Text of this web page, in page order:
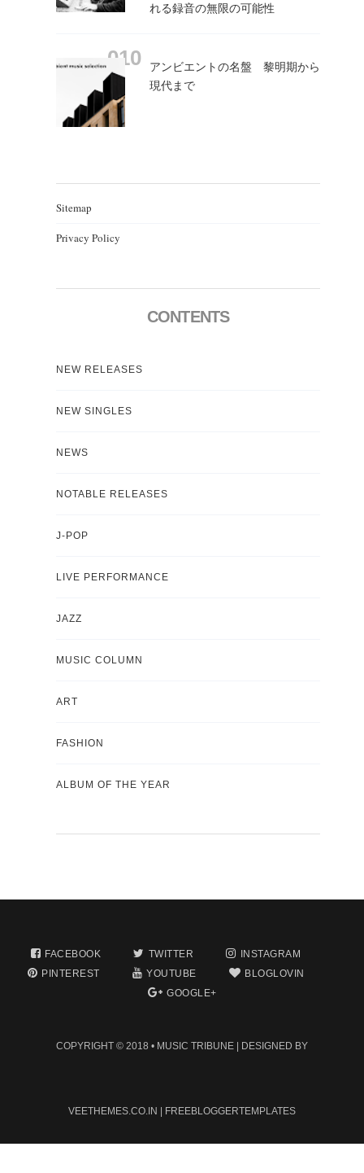
れる録音の無限の可能性
アンビエントの名盤 黎明期から
現代まで
Sitemap
Privacy Policy
CONTENTS
NEW RELEASES
NEW SINGLES
NEWS
NOTABLE RELEASES
J-POP
LIVE PERFORMANCE
JAZZ
MUSIC COLUMN
ART
FASHION
ALBUM OF THE YEAR
FACEBOOK TWITTER
INSTAGRAM
PINTEREST
YOUTUBE
BLOGLOVIN
GOOGLE+
COPYRIGHT © 2018 • MUSIC TRIBUNE | DESIGNED BY
VEETHEMES.CO.IN FREEBLOGGERTEMPLATES